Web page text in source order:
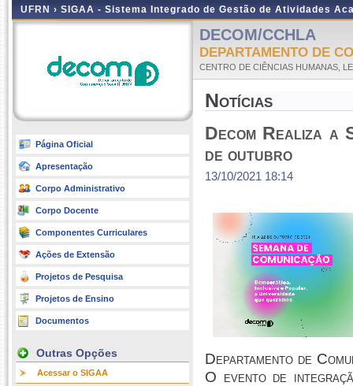
UFRN › SIGAA - Sistema Integrado de Gestão de Atividades
Página Oficial
Apresentação
Corpo Administrativo
Corpo Docente
Componentes Curriculares
Ações de Extensão
Projetos de Pesquisa
Projetos de Ensino
Documentos
Outras Opções
Acessar o SIGAA
DECOM/CCHLA
DEPARTAMENTO DE
CENTRO DE CIÊNCIAS HUMANAS,
Notícias
Decom Realiza a
de outubro
13/10/2021 18:14
Departamento de
O evento de